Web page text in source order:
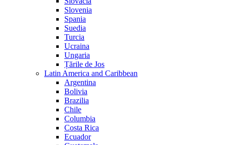
Slovenia
Spania
Suedia
Turcia
Ucraina
Ungaria
Țările de Jos
Latin America and Caribbean
Argentina
Bolivia
Brazilia
Chile
Columbia
Costa Rica
Ecuador